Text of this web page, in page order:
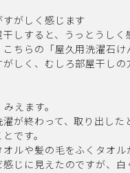
がしく感じます
しすると、うっとうしく
こちらの「屋久用洗濯石
しく、むしろ部屋干しの
えます。
が終わって、取り出した
です。
ルや髪の毛をふくタオル
感じに見えたのですが、